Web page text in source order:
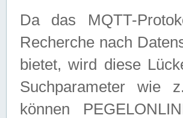
Da das MQTT-
Recherche nach
bietet, wird diese
Suchparameter wie
können